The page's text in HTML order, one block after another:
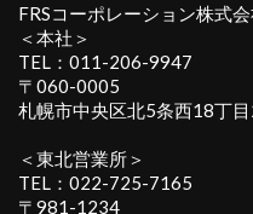
FRSコーポレーション株式
＜本社＞
TEL： 011-206-9947
〒060-0005
札幌市中央区北5条西18丁
＜東北営業所＞
TEL： 022-725-7165
〒981-1234